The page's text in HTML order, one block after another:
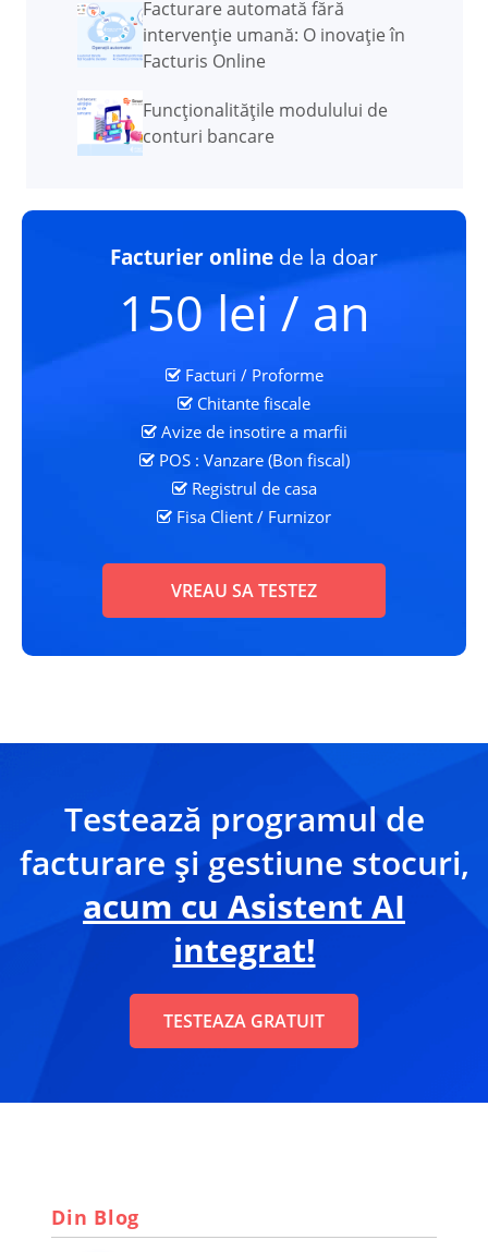
Facturare automată fără
intervenție umană: O inovație în
Facturis Online
Funcţionalităţile modulului de
conturi bancare
Facturier online de la doar
150 lei / an
Facturi / Proforme
Chitante fiscale
Avize de insotire a marfii
POS : Vanzare (Bon fiscal)
Registrul de casa
Fisa Client / Furnizor
VREAU SA TESTEZ
Testează programul de
facturare și gestiune stocuri,
acum cu Asistent AI
integrat!
TESTEAZA GRATUIT
Din Blog